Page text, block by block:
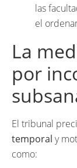
las
el
La
por
El tribunal
temporal y
como: